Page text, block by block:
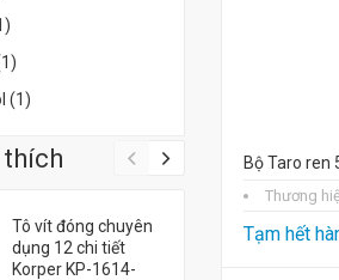
(1)
thích
Tô vít đóng chuyên
dụng 12 chi tiết
Korper KP-1614-
Bộ Taro ren
Thương
Tạm hết